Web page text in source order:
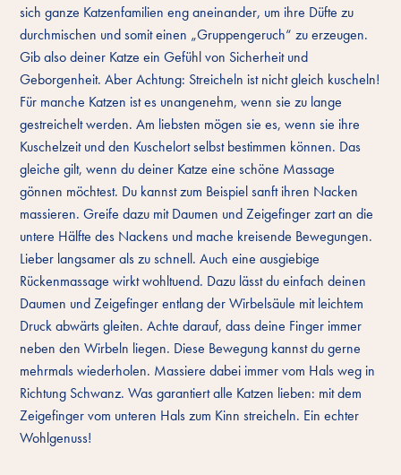
sich ganze Katzenfamilien eng aneinander, um ihre Düfte zu
durchmischen und somit einen „Gruppengeruch“ zu erzeugen.
Gib also deiner Katze ein Gefühl von Sicherheit und
Geborgenheit. Aber Achtung: Streicheln ist nicht gleich kuscheln!
Für manche Katzen ist es unangenehm, wenn sie zu lange
gestreichelt werden. Am liebsten mögen sie es, wenn sie ihre
Kuschelzeit und den Kuschelort selbst bestimmen können. Das
gleiche gilt, wenn du deiner Katze eine schöne Massage
gönnen möchtest. Du kannst zum Beispiel sanft ihren Nacken
massieren. Greife dazu mit Daumen und Zeigefinger zart an die
untere Hälfte des Nackens und mache kreisende Bewegungen.
Lieber langsamer als zu schnell. Auch eine ausgiebige
Rückenmassage wirkt wohltuend. Dazu lässt du einfach deinen
Daumen und Zeigefinger entlang der Wirbelsäule mit leichtem
Druck abwärts gleiten. Achte darauf, dass deine Finger immer
neben den Wirbeln liegen. Diese Bewegung kannst du gerne
mehrmals wiederholen. Massiere dabei immer vom Hals weg in
Richtung Schwanz. Was garantiert alle Katzen lieben: mit dem
Zeigefinger vom unteren Hals zum Kinn streicheln. Ein echter
Wohlgenuss!